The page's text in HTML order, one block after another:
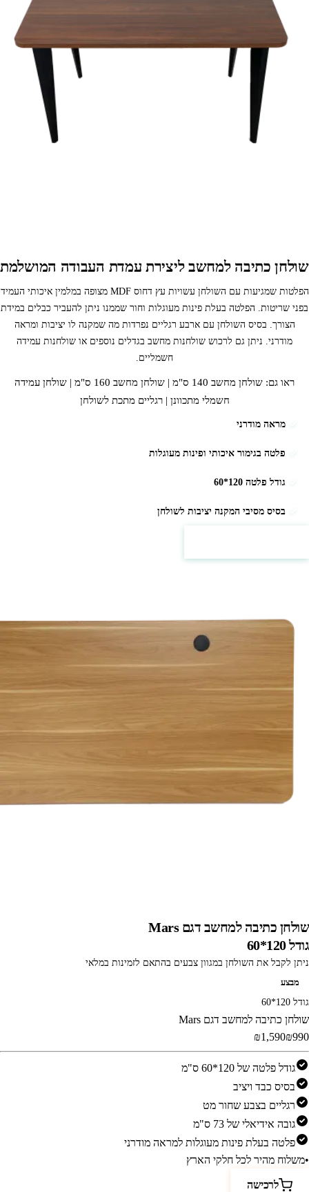
שולחן כתיבה למחשב ליצירת עמדת העבודה המושלמת
הפלטות שמגיעות עם השולחן עשויות עץ דחוס MDF מצופה במלמין איכותי העמיד
בפני שריטות. הפלטה בעלת פינות מעוגלות וחור שממנו ניתן להעביר כבלים במידת
הצורך. בסיס השולחן עם ארבע רגליים נפרדות מה שמקנה לו יציבות ומראה
מודרני. ניתן גם לרכוש שולחנות מחשב בגדלים נוספים או שולחנות עמידה
חשמליים.
ראו גם: שולחן מחשב 140 ס"מ | שולחן מחשב 160 ס"מ | שולחן עמידה
חשמלי מתכוונן |רגליים מתכת לשולחן
מראה מודרני
פלטה בגימור איכותי ופינות מעוגלות
גודל פלטה 120*60
בסיס מסיבי המקנה יציבות לשולחן
שולחן כתיבה למחשב דגם Mars
גודל 120*60
ניתן לקבל את השולחן במגוון צבעים בהתאם לזמינות במלאי
מבצע
גודל 120*60
שולחן כתיבה למחשב דגם Mars
‎₪1,590‎‎₪990‎
גודל פלטה של 120*60 ס"מ
בסיס כבד ויציב
רגליים בצבע שחור מט
גובה אידיאלי של 73 ס"מ
פלטה בעלת פינות מעוגלות למראה מודרני
•משלוח מהיר לכל חלקי הארץ
לרכישה